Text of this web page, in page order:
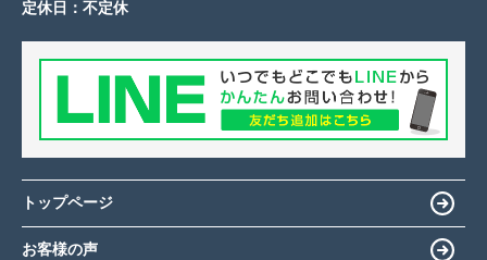
定休日： 不定休
トップページ
お客様の声